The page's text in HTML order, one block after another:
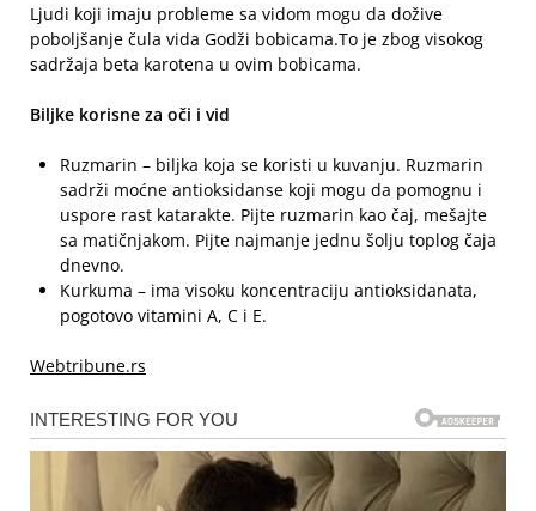
Ljudi koji imaju probleme sa vidom mogu da dožive
poboljšanje čula vida Godži bobicama.To je zbog visokog
sadržaja beta karotena u ovim bobicama.
Biljke korisne za oči i vid
Ruzmarin – biljka koja se koristi u kuvanju. Ruzmarin
sadrži moćne antioksidanse koji mogu da pomognu i
uspore rast katarakte. Pijte ruzmarin kao čaj, mešajte
sa matičnjakom. Pijte najmanje jednu šolju toplog čaja
dnevno.
Kurkuma – ima visoku koncentraciju antioksidanata,
pogotovo vitamini A, C i E.
Webtribune.rs